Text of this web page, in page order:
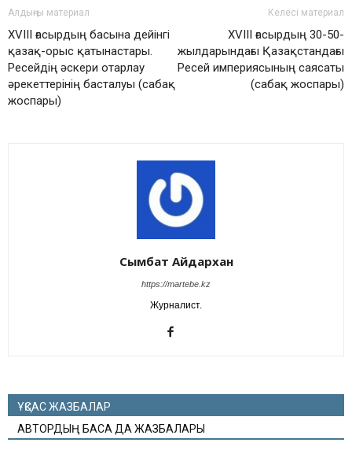
Алдыңғы материал
ХVІІІ ғасырдың басына дейінгі
қазақ-орыс қатынастары.
Ресейдің әскери отарлау
әрекеттерінің басталуы (сабақ
жоспары)
Келесі материал
XVIII ғасырдың 30-50-
жылдарындағы Қазақстандағы
Ресей империясының саясаты
(сабақ жоспары)
Сымбат Айдархан
https://martebe.kz
Журналист.
ҰҚСАС ЖАЗБАЛАР
АВТОРДЫҢ БАСҚА ДА ЖАЗБАЛАРЫ